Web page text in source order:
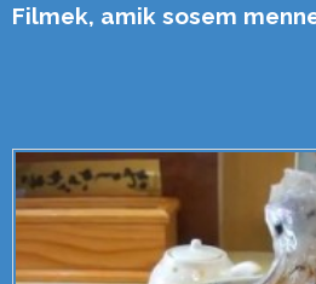
Filmek, amik sosem